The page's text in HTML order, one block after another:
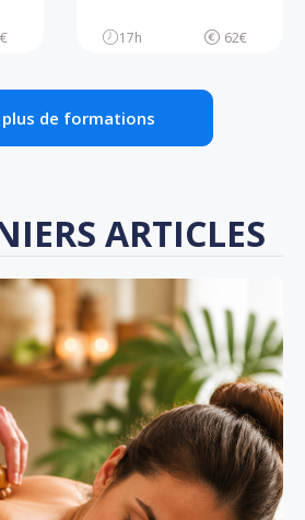
17h 62€
de formations
ARTICLES